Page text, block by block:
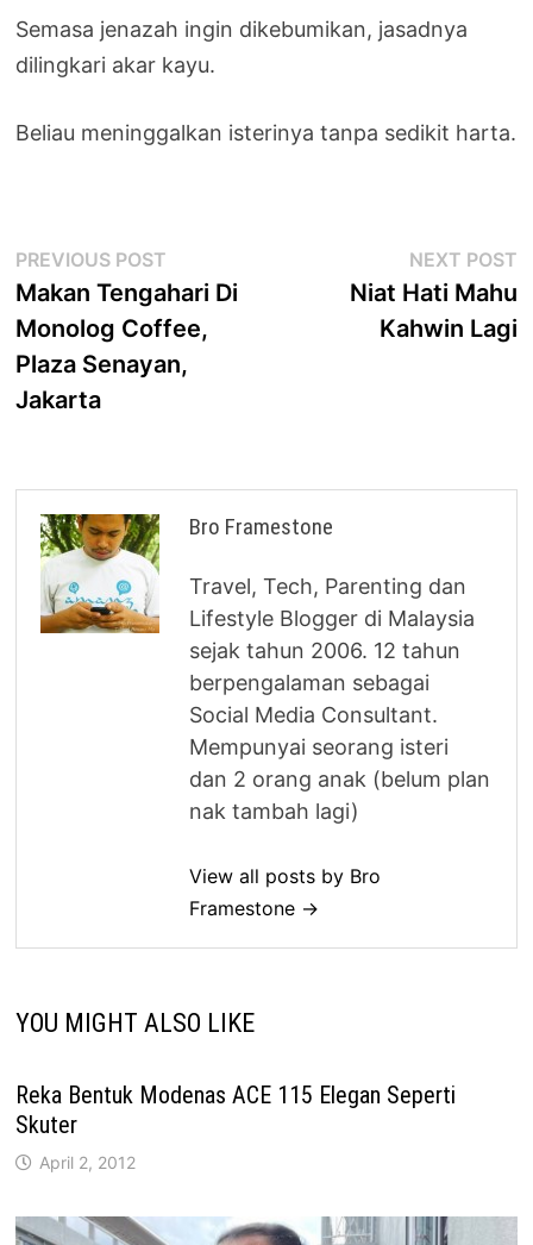
Semasa jenazah ingin dikebumikan, jasadnya
dilingkari akar kayu.
Beliau meninggalkan isterinya tanpa sedikit harta.
Post
navigation
PREVIOUS POST
post:
Makan Tengahari Di
Monolog Coffee,
Plaza Senayan,
Jakarta
NEXT POST
Niat Hati Mahu
Kahwin Lagi
Bro Framestone
Travel, Tech, Parenting dan
Lifestyle Blogger di Malaysia
sejak tahun 2006. 12 tahun
berpengalaman sebagai
Social Media Consultant.
Mempunyai seorang isteri
dan 2 orang anak (belum plan
nak tambah lagi)
View all posts by Bro
Framestone →
YOU MIGHT ALSO LIKE
Reka Bentuk Modenas ACE 115 Elegan Seperti
Skuter
April 2, 2012